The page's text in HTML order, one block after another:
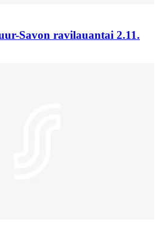
Savon ravilauantai 2.11.